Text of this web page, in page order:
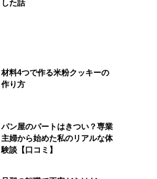
した話
材料4つで作る米粉クッキーの
作り方
パン屋のパートはきつい？専業
主婦から始めた私のリアルな体
験談【口コミ】